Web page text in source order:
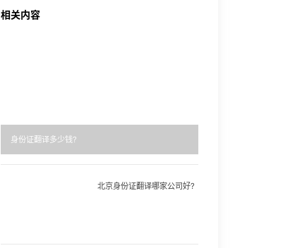
相关内容
身份证翻译多少钱?
北京身份证翻译哪家公司好?